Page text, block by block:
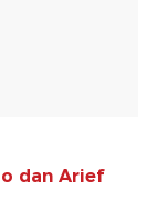
dan Arief